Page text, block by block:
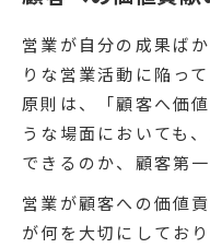
営業が自分の成果ば
りな営業活動に陥っ
原則は、「顧客へ価
うな場面においても
できるのか、顧客第
営業が顧客への価値
が何を大切にしてお